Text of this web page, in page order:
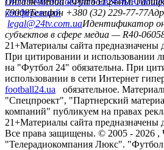
конференций
79008Телефон +380 (32) 229-77-77
legal@24tv.com.uaИдентификатор
субъектов в сфере медиа — R40-
21+Материалы сайта предназначены
При цитировании и использовании
на "Футбол 24" обязательна. При
использовании в сети Интернет
football24.ua
обязательное.
"Спецпроект", "Партнерский
компаний" публикуем на правах
21+Материалы сайта предназначены
Все права защищены. © 2005 - 2026 ,
"Телерадиокомпания Люкс".